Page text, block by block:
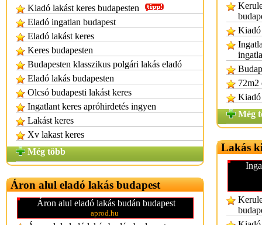
Kiadó lakást keres budapesten
Eladó ingatlan budapest
Eladó lakást keres
Keres budapesten
Budapesten klasszikus polgári lakás eladó
Eladó lakás budapesten
Olcsó budapesti lakást keres
Ingatlant keres apróhirdetés ingyen
Lakást keres
Xv lakast keres
Még több
Áron alul eladó lakás budapest
Áron alul eladó lakás budán budapest
aprod.hu
Kiadó
72m2
Kiadó
Még
Lakás